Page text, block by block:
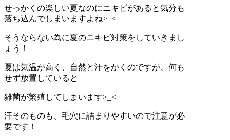
せっかくの楽しい夏なのにニキビがあると気分も
落ち込んでしまいますよね>_<
そうならない為に夏のニキビ対策をしていきまし
ょう！
夏は気温が高く、自然と汗をかくのですが、何も
せず放置していると
雑菌が繁殖してしまいます>_<
汗そのものも、毛穴に詰まりやすいので注意が必
要です！